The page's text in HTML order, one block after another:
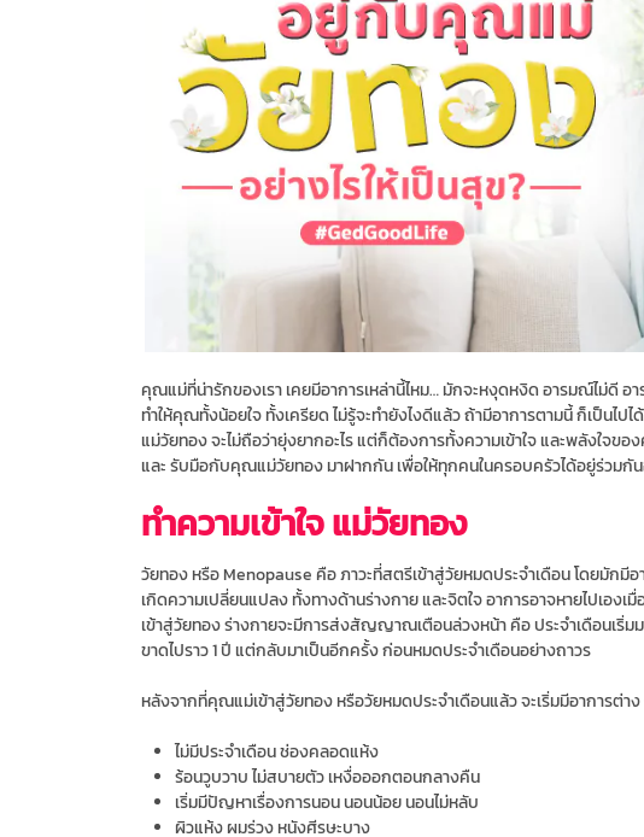
คุณแม่ที่น่ารักของเรา เคยมีอาการเหล่านี้ไหม… มักจะหงุดหงิด อารมณ์ไม่ดี
ทำให้คุณทั้งน้อยใจ ทั้งเครียด ไม่รู้จะทำยังไงดีแล้ว ถ้ามีอาการตามนี้ ก็เป็นไ
แม่วัยทอง จะไม่ถือว่ายุ่งยากอะไร แต่ก็ต้องการทั้งความเข้าใจ และพลังใจข
และ รับมือกับคุณแม่วัยทอง มาฝากกัน เพื่อให้ทุกคนในครอบครัวได้อยู่ร่วมกั
ทำความเข้าใจ แม่วัยทอง
วัยทอง หรือ Menopause คือ ภาวะที่สตรีเข้าสู่วัยหมดประจำเดือน โดยมักมี
เกิดความเปลี่ยนแปลง ทั้งทางด้านร่างกาย และจิตใจ อาการอาจหายไปเอง
เข้าสู่วัยทอง ร่างกายจะมีการส่งสัญญาณเตือนล่วงหน้า คือ ประจำเดือนเริ่ม
ขาดไปราว 1 ปี แต่กลับมาเป็นอีกครั้ง ก่อนหมดประจำเดือนอย่างถาวร
หลังจากที่คุณแม่เข้าสู่วัยทอง หรือวัยหมดประจำเดือนแล้ว จะเริ่มมีอาการต่
ไม่มีประจำเดือน ช่องคลอดแห้ง
ร้อนวูบวาบ ไม่สบายตัว เหงื่อออกตอนกลางคืน
เริ่มมีปัญหาเรื่องการนอน นอนน้อย นอนไม่หลับ
ผิวแห้ง ผมร่วง หนังศีรษะบาง